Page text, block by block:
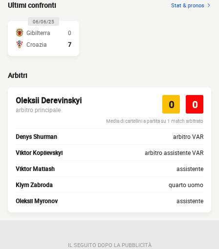
Ultimi confronti Stat & pronos
06/06/25
Gibilterra
0
Croazia
7
Arbitri
Oleksii Derevinskyi
arbitro principale 0 0
Media di cartellini a partita su 1 match arbitrato
Denys Shurman arbitro VAR
Viktor Kopiievskyi arbitro assistente VAR
Viktor Matiash assistente
Klym Zabroda quarto uomo
Oleksii Myronov assistente
IL SEGUITO DOPO LA PUBBLICITÀ